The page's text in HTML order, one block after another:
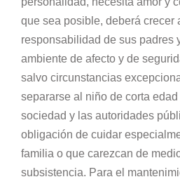
que sea posible, deberá crecer
responsabilidad de sus padres
ambiente de afecto y de
salvo circunstancias
separarse al niño de corta
sociedad y las autoridades
obligación de cuidar
familia o que carezcan de
subsistencia. Para el